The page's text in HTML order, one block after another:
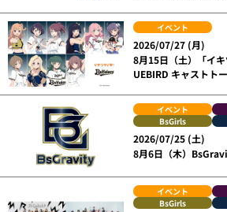
イベント
2026/07/27 (月)
8月15日（土）「イ
UEBIRD キャストト
イベント
BsGirls
2026/07/25 (土)
8月6日（木）
イベント
BsGirls